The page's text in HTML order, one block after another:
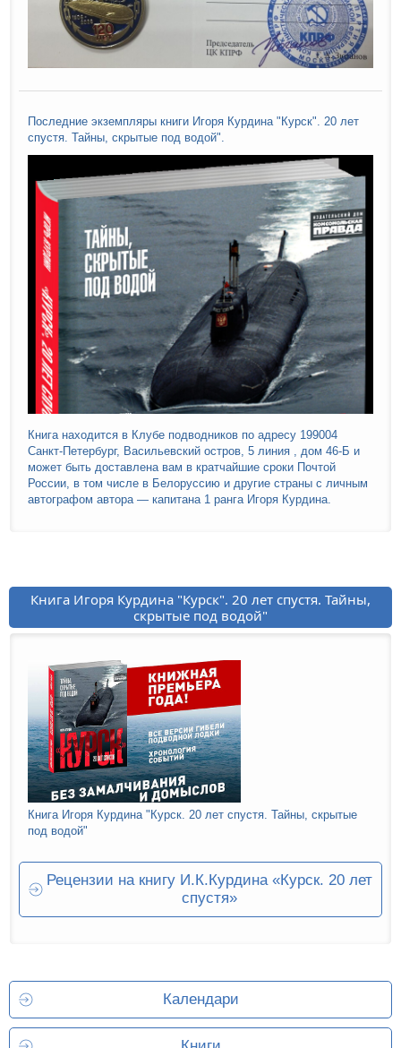
Последние экземпляры книги Игоря Курдина "Курск". 20 лет
спустя. Тайны, скрытые под водой".
Книга находится в Клубе подводников по адресу 199004
Санкт-Петербург, Васильевский остров, 5 линия , дом 46-Б и
может быть доставлена вам в кратчайшие сроки Почтой
России, в том числе в Белоруссию и другие страны с личным
автографом автора — капитана 1 ранга Игоря Курдина.
Книга Игоря Курдина "Курск". 20 лет спустя. Тайны,
скрытые под водой"
Книга Игоря Курдина "Курск. 20 лет спустя. Тайны, скрытые
под водой"
Рецензии на книгу И.К.Курдина «Курск. 20 лет
спустя»
Календари